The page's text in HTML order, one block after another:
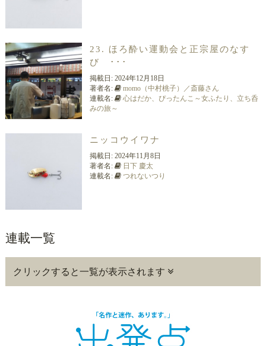
23. ほろ酔い運動会と正宗屋のなす
び ･･･
掲載日: 2024年12月18日
著者名:
momo（中村桃子）／斎藤さん
連載名:
心はだか、ぴったんこ～女ふたり、立ち呑
みの旅～
ニッコウイワナ
掲載日: 2024年11月8日
著者名:
日下 慶太
連載名:
つれないつり
連載一覧
クリックすると一覧が表示されます